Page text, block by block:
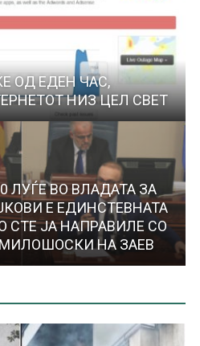
ОД ЕДЕН ЧАС,
НИЗ ЦЕЛ СВЕТ
ЛУЃЕ ВО ВЛАДАТА ЗА
Е ЕДИНСТЕВНАТА
СТЕ ЈА НАПРАВИЛЕ СО
НА ЗАЕВ